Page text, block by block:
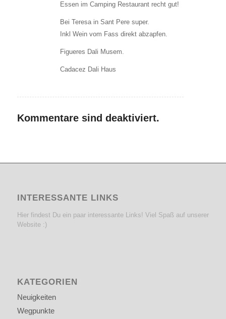
Essen im Camping Restaurant recht gut!
Bei Teresa in Sant Pere super.
Inkl Wein vom Fass direkt abzapfen.
Figueres Dali Musem.
Cadacez Dali Haus
Kommentare sind deaktiviert.
INTERESSANTE LINKS
Hier findest Du ein paar interessante Links! Viel Spaß auf unserer
Website :)
KATEGORIEN
Neuigkeiten
Wegpunkte